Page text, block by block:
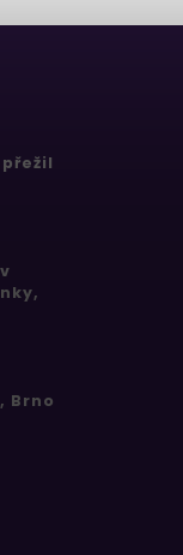
Brno